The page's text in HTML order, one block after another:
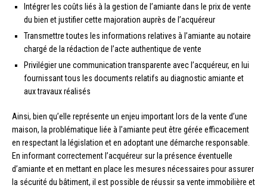
Intégrer les coûts liés à la gestion de l’amiante dans le prix de vente
du bien et justifier cette majoration auprès de l’acquéreur
Transmettre toutes les informations relatives à l’amiante au notaire
chargé de la rédaction de l’acte authentique de vente
Privilégier une communication transparente avec l’acquéreur, en lui
fournissant tous les documents relatifs au diagnostic amiante et
aux travaux réalisés
Ainsi, bien qu’elle représente un enjeu important lors de la vente d’une
maison, la problématique liée à l’amiante peut être gérée efficacement
en respectant la législation et en adoptant une démarche responsable.
En informant correctement l’acquéreur sur la présence éventuelle
d’amiante et en mettant en place les mesures nécessaires pour assurer
la sécurité du bâtiment, il est possible de réussir sa vente immobilière et